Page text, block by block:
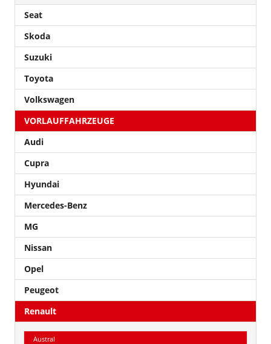
Seat
Skoda
Suzuki
Toyota
Volkswagen
VORLAUFFAHRZEUGE
Audi
Cupra
Hyundai
Mercedes-Benz
MG
Nissan
Opel
Peugeot
Renault
Austral